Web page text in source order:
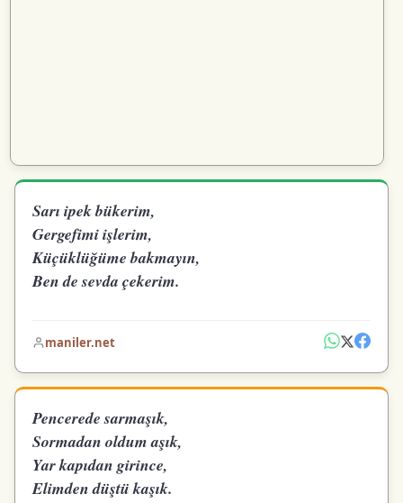
Sarı ipek bükerim,
Gergefimi işlerim,
Küçüklüğüme bakmayın,
Ben de sevda çekerim.
maniler.net
Pencerede sarmaşık,
Sormadan oldum aşık,
Yar kapıdan girince,
Elimden düştü kaşık.